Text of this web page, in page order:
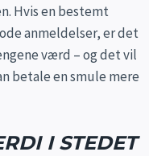
Hvis en bestemt
anmeldelser, er det
værd – og det vil
betale en smule mere
I STEDET